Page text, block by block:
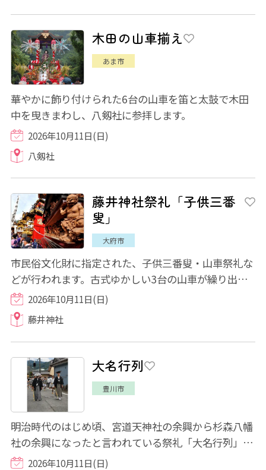
木田の山車揃え
あま市
華やかに飾り付けられた6台の山車を笛と太鼓で木田
中を曳きまわし、八剱社に参拝します。
2026年10月11日(日)
八剱社
藤井神社祭礼「子供三番
叟」
大府市
市民俗文化財に指定された、子供三番叟・山車祭礼な
どが行われます。古式ゆかしい3台の山車が繰り出
し、晴れの衣装をまとった子供たちが天・地・人...
2026年10月11日(日)
藤井神社
大名行列
豊川市
明治時代のはじめ頃、宮道天神社の余興から杉森八幡
社の余興になったと言われている祭礼「大名行列」。
歴史ある宿場町の街道を武士や奴姿などに...
2026年10月11日(日)